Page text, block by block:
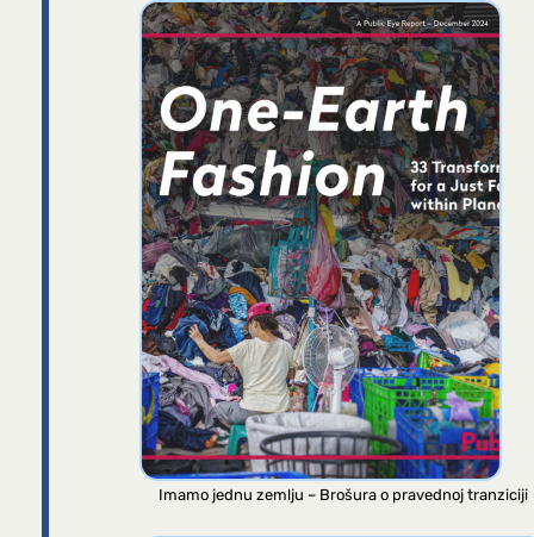
Imamo jednu zemlju – Brošura o pravednoj tranziciji